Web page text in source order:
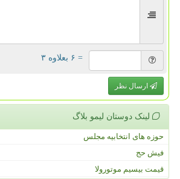
= ۶ بعلاوه ۳
ارسال نظر
لینک دوستان لیمو بلاگ
حوزه های انتخابیه مجلس
فیش حج
قیمت بیسیم موتورولا